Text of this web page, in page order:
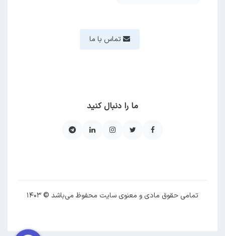
تماس با ما
ما را دنبال کنید
تمامی حقوق مادی و معنوی سایت محفوظ می‌باشد © ۱۴۰۳